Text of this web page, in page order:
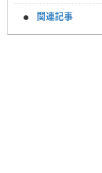
関連記事